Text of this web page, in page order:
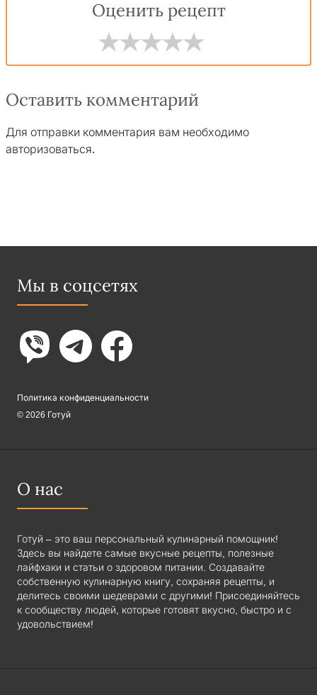
Оценить рецепт
Оставить комментарий
Для отправки комментария вам необходимо
авторизоваться.
Мы в соцсетях
Политика конфиденциальности
© 2026 Готуй
О нас
Готуй – это ваш персональный кулинарный помощник!
Здесь вы найдете самые вкусные рецепты, полезные
лайфхаки и статьи о здоровом питании. Создавайте
собственную кулинарную книгу, сохраняя рецепты, и
делитесь своими шедеврами с другими! Присоединяйтесь
к сообществу людей, которые готовят вкусно, быстро и с
удовольствием!